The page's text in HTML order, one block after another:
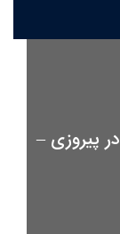
پیروزی –